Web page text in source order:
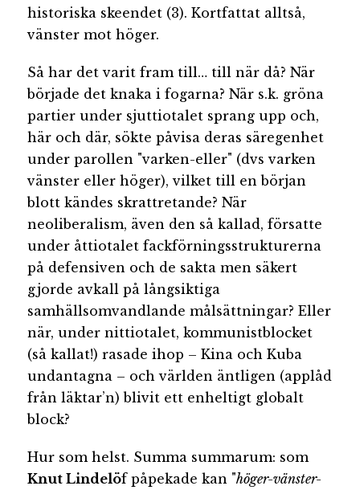
historiska skeendet (3). Kortfattat alltså,
vänster mot höger.
Så har det varit fram till… till när då? När
började det knaka i fogarna? När s.k. gröna
partier under sjuttiotalet sprang upp och,
här och där, sökte påvisa deras säregenhet
under parollen "varken-eller" (dvs varken
vänster eller höger), vilket till en början
blott kändes skrattretande? När
neoliberalism, även den så kallad, försatte
under åttiotalet fackförningsstrukturerna
på defensiven och de sakta men säkert
gjorde avkall på långsiktiga
samhällsomvandlande målsättningar? Eller
när, under nittiotalet, kommunistblocket
(så kallat!) rasade ihop – Kina och Kuba
undantagna – och världen äntligen (applåd
från läktar’n) blivit ett enheltigt globalt
block?
Hur som helst. Summa summarum: som
Knut Lindelöf påpekade kan "höger-vänster-